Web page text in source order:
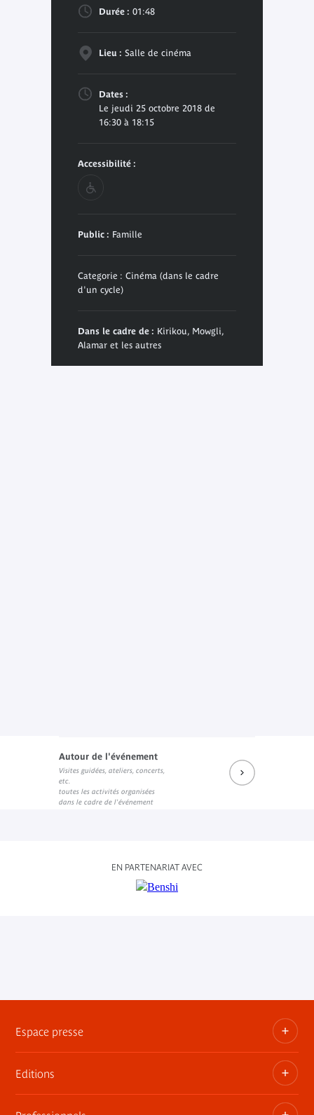
Durée : 01:48
Lieu : Salle de cinéma
Dates :
Le jeudi 25 octobre 2018 de
16:30 à 18:15
Accessibilité :
Public : Famille
Categorie : Cinéma (dans le cadre
d'un cycle)
Dans le cadre de : Kirikou, Mowgli,
Alamar et les autres
Autour de l'événement
Visites guidées, ateliers, concerts,
etc.
toutes les activités organisées
dans le cadre de l'événement
EN PARTENARIAT AVEC
Espace presse
Dossiers, communiqués, bandes annonces
Contact presse
Editions